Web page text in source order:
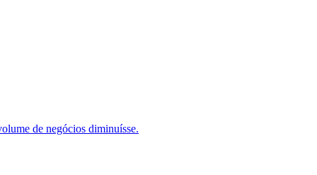
de negócios diminuísse.